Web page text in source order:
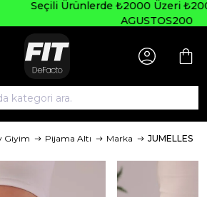
₺2000 Üzeri ₺200 İndirim Kodu:
Giyim Pijama Altı Marka JUMELLES